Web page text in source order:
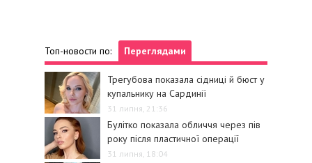
Топ-новости по: Переглядами
Трегубова показала сідниці й бюст у
купальнику на Сардинії
31 липня, 21:36
Булітко показала обличчя через пів
року після пластичної операції
31 липня, 18:04